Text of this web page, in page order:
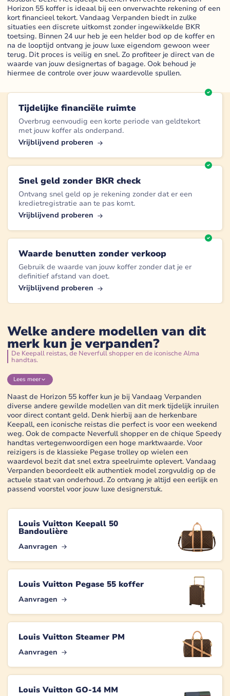
Horizon 55 koffer is ideaal bij een onverwachte rekening of een
kort financieel tekort. Vandaag Verpanden biedt in zulke
situaties een discrete uitkomst zonder ingewikkelde BKR
toetsing. Binnen 24 uur heb je een helder bod op de koffer en
na de looptijd ontvang je jouw luxe eigendom gewoon weer
terug. Dit proces is veilig en snel. Zo profiteer je direct van de
waarde van jouw designertas of bagage. Ook behoud je
hiermee de controle over jouw waardevolle spullen.
Tijdelijke financiële ruimte
Overbrug eenvoudig een korte periode van geldtekort
met jouw koffer als onderpand.
Vrijblijvend proberen
Snel geld zonder BKR check
Ontvang snel geld op je rekening zonder dat er een
kredietregistratie aan te pas komt.
Vrijblijvend proberen
Waarde benutten zonder verkoop
Gebruik de waarde van jouw koffer zonder dat je er
definitief afstand van doet.
Vrijblijvend proberen
Welke andere modellen van dit
merk kun je verpanden?
De Keepall reistas, de Neverfull shopper en de iconische Alma
handtas.
Lees meer
Naast de Horizon 55 koffer kun je bij Vandaag Verpanden
diverse andere gewilde modellen van dit merk tijdelijk inruilen
voor direct contant geld. Denk hierbij aan de herkenbare
Keepall, een iconische reistas die perfect is voor een weekend
weg. Ook de compacte Neverfull shopper en de chique Speedy
handtas vertegenwoordigen een hoge marktwaarde. Voor
reizigers is de klassieke Pegase trolley op wielen een
waardevol bezit dat snel extra speelruimte oplevert. Vandaag
Verpanden beoordeelt elk authentiek model zorgvuldig op de
actuele staat van onderhoud. Zo ontvang je altijd een eerlijk en
passend voorstel voor jouw luxe designerstuk.
Louis Vuitton Keepall 50
Bandoulière
Aanvragen
Louis Vuitton Pegase 55 koffer
Aanvragen
Louis Vuitton Steamer PM
Aanvragen
Louis Vuitton GO-14 MM